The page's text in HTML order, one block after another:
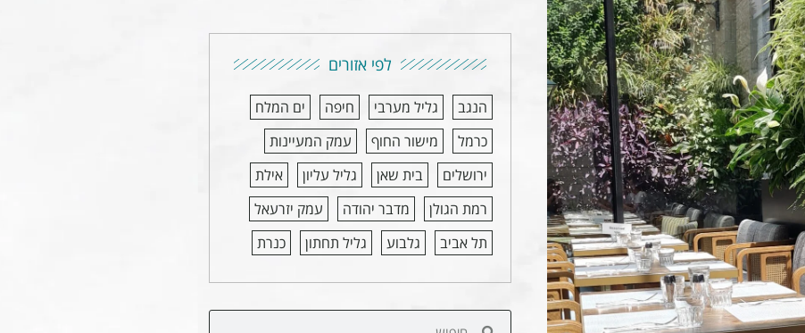
לפי אזורים
הנגב גליל מערבי חיפה
ים המלח
כרמל
מישור החוף
עמק המעיינות
ירושלים
בית שאן גליל עליון
אילת
רמת הגולן
מדבר יהודה
עמק יזרעאל
תל אביב
גלבוע גליל תחתון כנרת